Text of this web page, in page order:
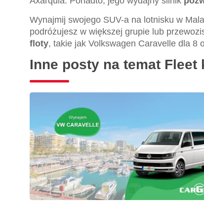
Wynajmij swojego SUV-a na lotnisku w
podróżujesz w większej grupie lub
floty, takie jak Volkswagen Caravelle dla 8
Inne posty na temat